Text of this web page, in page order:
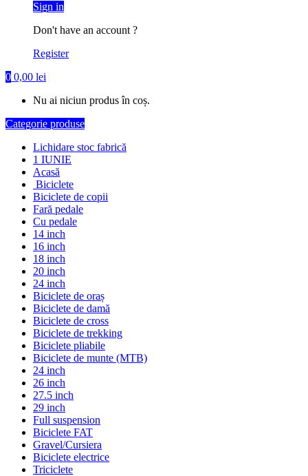
Sign in
Don't have an account ?
Register
0 0,00 lei
Nu ai niciun produs în coș.
Categorie produse
Lichidare stoc fabrică
1 IUNIE
Acasă
Biciclete
Biciclete de copii
Fară pedale
Cu pedale
14 inch
16 inch
18 inch
20 inch
24 inch
Biciclete de oraș
Biciclete de damă
Biciclete de cross
Biciclete de trekking
Biciclete pliabile
Biciclete de munte (MTB)
24 inch
26 inch
27.5 inch
29 inch
Full suspension
Biciclete FAT
Gravel/Cursiera
Biciclete electrice
Triciclete